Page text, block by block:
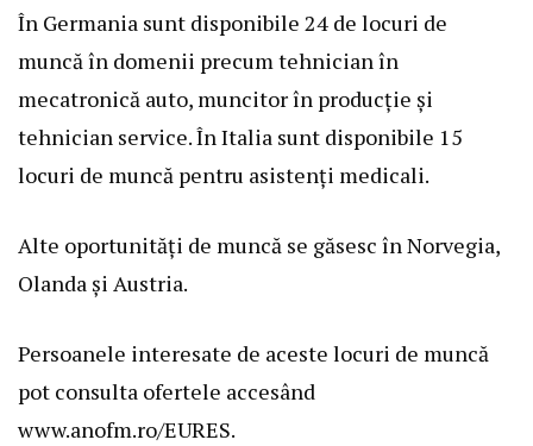
În Germania sunt disponibile 24 de locuri de
muncă în domenii precum tehnician în
mecatronică auto, muncitor în producție și
tehnician service. În Italia sunt disponibile 15
locuri de muncă pentru asistenți medicali.
Alte oportunități de muncă se găsesc în Norvegia,
Olanda și Austria.
Persoanele interesate de aceste locuri de muncă
pot consulta ofertele accesând
www.anofm.ro/EURES.